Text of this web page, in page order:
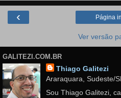
‹ Página
Ver versão
GALITEZI.COM.BR
Thiago Galitezi
Araraquara, Sudeste/
Sou Thiago Galitezi,